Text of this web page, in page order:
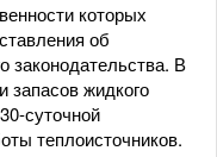
которых
об
законодательства. В
запасов жидкого
суточной
теплоисточников.